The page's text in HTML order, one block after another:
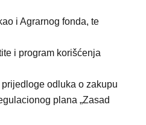
i Agrarnog fonda, te
i program korišćenja
odluka o zakupu
plana „Zasad